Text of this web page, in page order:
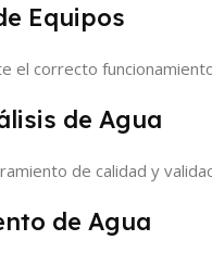
Equipos
el correcto
de Agua
de calidad y
de Agua